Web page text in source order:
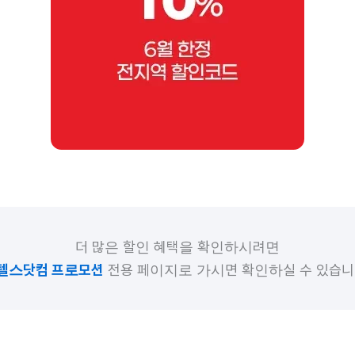
더 많은 할인 혜택을 확인하시려면
스닷컴 프로모션 전용 페이지로 가시면 확인하실 수 있습